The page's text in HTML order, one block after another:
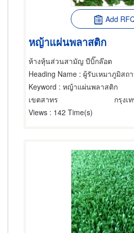
Add
หญ้าแผ่นพลาสติก
ห้างหุ้นส่วนสามัญ บีบิ๊กล๊อต
Heading Name : ผู้รับเหมาภูมิสถ
Keyword : หญ้าแผ่นพลาสติก
เขตสาทร
กรุงเ
Views : 142 Time(s)